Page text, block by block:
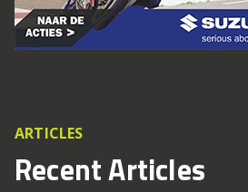
ARTICLES
Recent Articles